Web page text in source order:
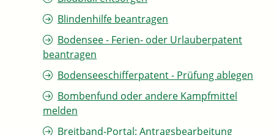
Blindenhilfe beantragen
Bodensee - Ferien- oder Urlauberpatent
beantragen
Bodenseeschifferpatent - Prüfung ablegen
Bombenfund oder andere Kampfmittel
melden
Breitband-Portal: Antragsbearbeitung